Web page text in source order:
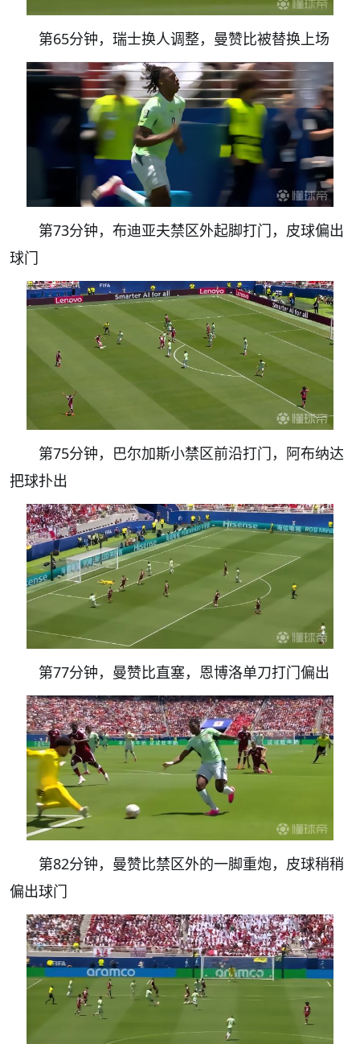
第65分钟，瑞士换人调整，曼赞比被替换上场
第73分钟，布迪亚夫禁区外起脚打门，皮球偏出
球门
第75分钟，巴尔加斯小禁区前沿打门，阿布纳达
把球扑出
第77分钟，曼赞比直塞，恩博洛单刀打门偏出
第82分钟，曼赞比禁区外的一脚重炮，皮球稍稍
偏出球门